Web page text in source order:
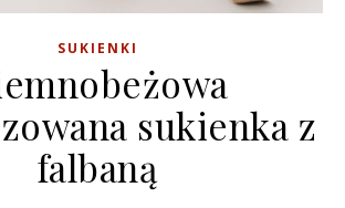
SUKIENKI
sukienka z
falbaną